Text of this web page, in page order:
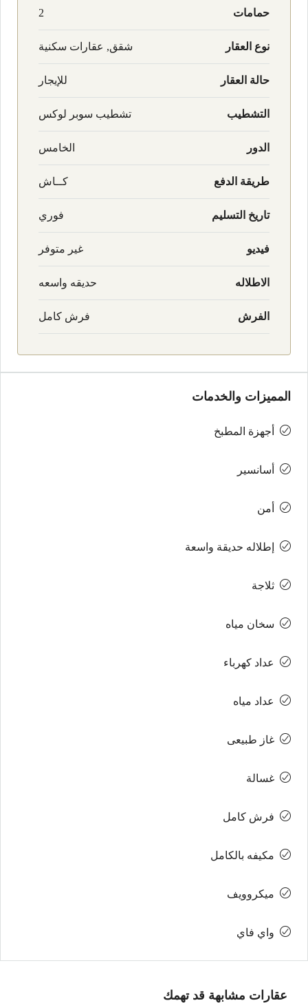
حمامات 2
نوع العقار شقق, عقارات سكنية
حالة العقار للإيجار
التشطيب تشطيب سوبر لوكس
الدور الخامس
طريقة الدفع كــاش
تاريخ التسليم فوري
فيديو غير متوفر
الاطلاله حديقه واسعه
الفرش فرش كامل
المميزات والخدمات
أجهزة المطبخ
أسانسير
أمن
إطلاله حديقة واسعة
ثلاجة
سخان مياه
عداد كهرباء
عداد مياه
غاز طبيعى
غسالة
فرش كامل
مكيفه بالكامل
ميكروويف
واي فاي
عقارات مشابهة قد تهمك